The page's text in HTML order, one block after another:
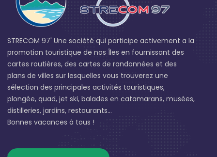
STRECOM 97' Une société qui participe activement a la
promotion touristique de nos Îles en fournissant des
cartes routières, des cartes de randonnées et des
plans de villes sur lesquelles vous trouverez une
sélection des principales activités touristiques,
plongée, quad, jet ski, balades en catamarans, musées,
distilleries, jardins, restaurants...
Bonnes vacances à tous !